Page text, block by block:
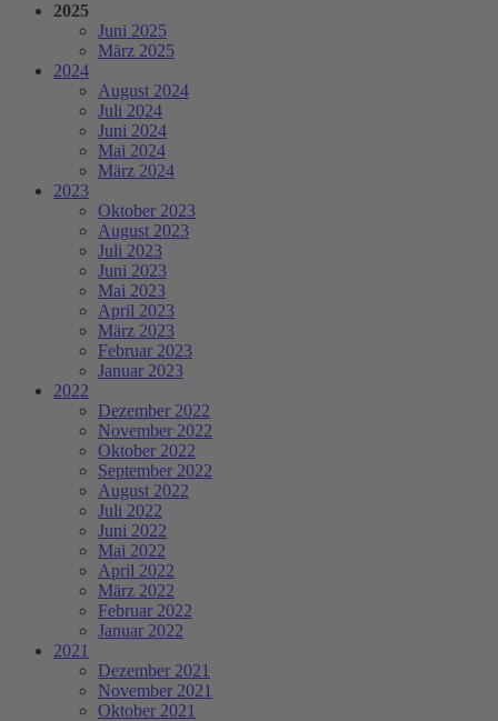
2025
Juni 2025
März 2025
2024
August 2024
Juli 2024
Juni 2024
Mai 2024
März 2024
2023
Oktober 2023
August 2023
Juli 2023
Juni 2023
Mai 2023
April 2023
März 2023
Februar 2023
Januar 2023
2022
Dezember 2022
November 2022
Oktober 2022
September 2022
August 2022
Juli 2022
Juni 2022
Mai 2022
April 2022
März 2022
Februar 2022
Januar 2022
2021
Dezember 2021
November 2021
Oktober 2021